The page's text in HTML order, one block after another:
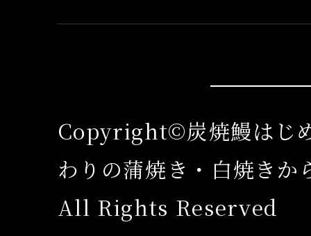
Copyright©炭焼鰻はじ
わりの蒲焼き・白焼きか
All Rights Reserved